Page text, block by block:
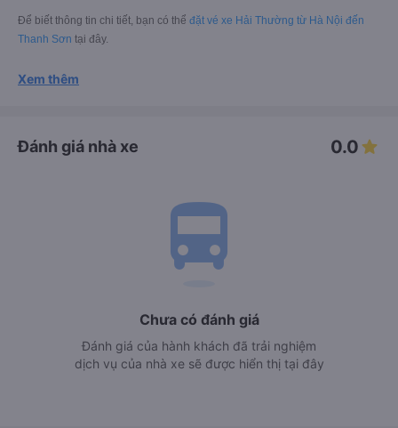
Để biết thông tin chi tiết, bạn có thể đặt vé xe Hải Thường từ Hà Nội đến
Thanh Sơn tại đây.
Xem thêm
Đánh giá nhà xe 0.0
directions_bus
Chưa có đánh giá
Đánh giá của hành khách đã trải nghiệm
dịch vụ của nhà xe sẽ được hiển thị tại đây